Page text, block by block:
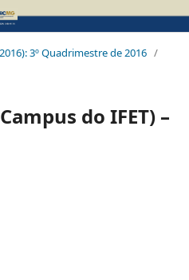
3º Quadrimestre de 2016 /
do IFET) –